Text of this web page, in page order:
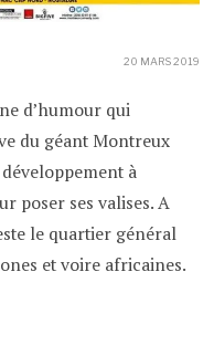
20 MARS 2019
d’humour qui
du géant Montreux
à
poser ses valises. A
le quartier général
et voire africaines.